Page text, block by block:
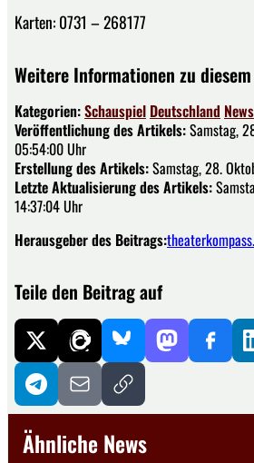
Karten: 0731 – 268177
Weitere Informationen zu
Kategorien:Schauspiel Deutschland News
Veröffentlichung des Artikels:Samstag,
05:54:00 Uhr
Erstellung des Artikels:Samstag, 28.
Letzte Aktualisierung des Artikels:
14:37:04 Uhr
Herausgeber des Beitrags:
Teile den Beitrag auf
Ähnliche News